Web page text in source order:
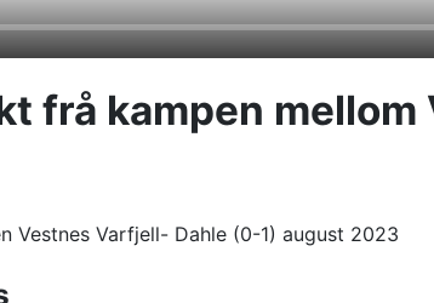
frå kampen
Vestnes Varfjell- Dahle (0-1) august 2023